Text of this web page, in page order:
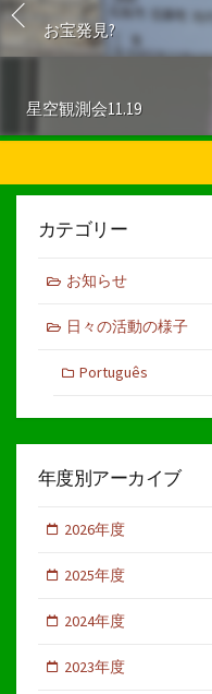
お宝発見?
星空観測会11.19
カテゴリー
お知らせ
日々の活動の様子
Português
年度別アーカイブ
2026年度
2025年度
2024年度
2023年度